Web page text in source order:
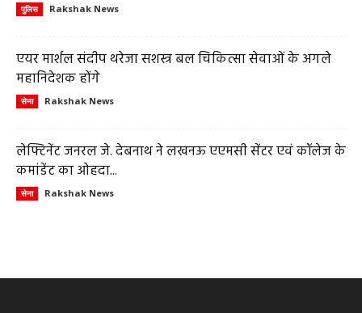
पुलिस Rakshak News
एयर मार्शल संदीप थरेजा सशस्त्र बल चिकित्सा सेवाओं के अगले
महानिदेशक होंगे
सेना Rakshak News
लेफ्टिनेंट जनरल जे. देबनाथ ने लखनऊ एएमसी सेंटर एवं कॉलेज के
कमांडेंट का ओहदा...
सेना Rakshak News